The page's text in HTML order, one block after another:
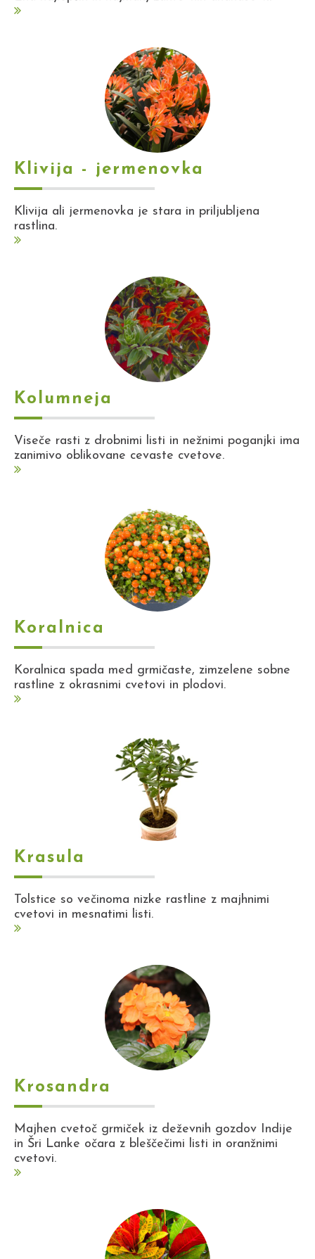
Klivija - jermenovka
Klivija ali jermenovka je stara in priljubljena
rastlina.
Kolumneja
Viseče rasti z drobnimi listi in nežnimi poganjki ima
zanimivo oblikovane cevaste cvetove.
Koralnica
Koralnica spada med grmičaste, zimzelene sobne
rastline z okrasnimi cvetovi in plodovi.
Krasula
Tolstice so večinoma nizke rastline z majhnimi
cvetovi in mesnatimi listi.
Krosandra
Majhen cvetoč grmiček iz deževnih gozdov Indije
in Šri Lanke očara z bleščečimi listi in oranžnimi
cvetovi.